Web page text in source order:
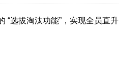
“选拔淘汰功能”，实现全员直升